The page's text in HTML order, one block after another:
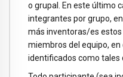
o grupal. En este último
integrantes por grupo,
más inventoras/es
miembros del equipo,
identificados como tales